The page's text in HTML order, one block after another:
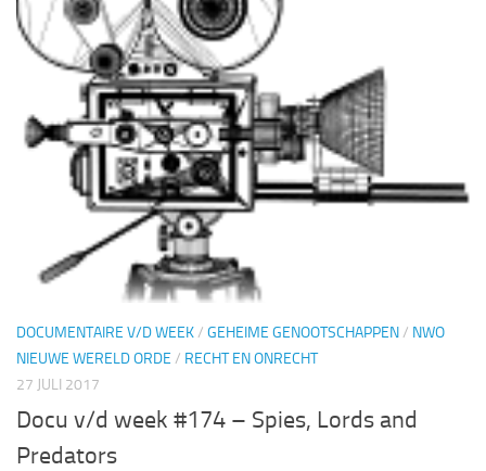
DOCUMENTAIRE V/D WEEK/ GEHEIME GENOOTSCHAPPEN/ NWO
NIEUWE WERELD ORDE / RECHT EN ONRECHT
27 JULI 2017
Docu v/d week #174 – Spies, Lords and
Predators